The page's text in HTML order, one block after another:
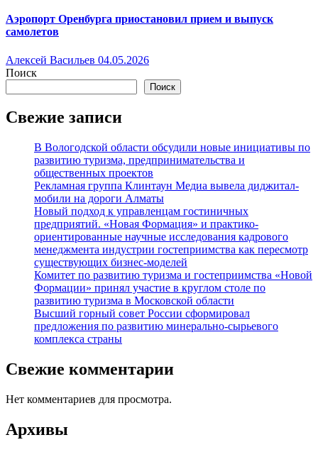
Аэропорт Оренбурга приостановил прием и выпуск
самолетов
Алексей Васильев 04.05.2026
Поиск
Поиск
Свежие записи
В Вологодской области обсудили новые инициативы по
развитию туризма, предпринимательства и
общественных проектов
Рекламная группа Клинтаун Медиа вывела диджитал-
мобили на дороги Алматы
Новый подход к управленцам гостиничных
предприятий. «Новая Формация» и практико-
ориентированные научные исследования кадрового
менеджмента индустрии гостеприимства как пересмотр
существующих бизнес-моделей
Комитет по развитию туризма и гостеприимства «Новой
Формации» принял участие в круглом столе по
развитию туризма в Московской области
Высший горный совет России сформировал
предложения по развитию минерально-сырьевого
комплекса страны
Свежие комментарии
Нет комментариев для просмотра.
Архивы